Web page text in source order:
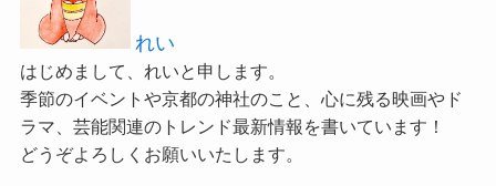
れい
はじめまして、れいと申します。
季節のイベントや京都の神社のこと、心に残る映画やド
ラマ、芸能関連のトレンド最新情報を書いています！
どうぞよろしくお願いいたします。